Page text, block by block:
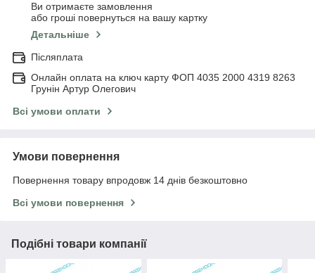
Ви отримаєте замовлення
або гроші повернуться на вашу картку
Детальніше
Післяплата
Онлайн оплата на ключ карту ФОП 4035 2000 4319 8263
Грунін Артур Олегович
Всі умови оплати
Умови повернення
Повернення товару впродовж 14 днів безкоштовно
Всі умови повернення
Подібні товари компанії